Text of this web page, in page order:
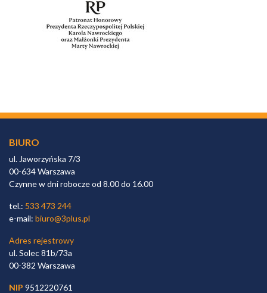
BIURO
ul. Jaworzyńska 7/3
00-634 Warszawa
Czynne w dni robocze od 8.00 do 16.00
tel.: 533 473 244
e-mail: biuro@3plus.pl
Adres rejestrowy
ul. Solec 81b/73a
00-382 Warszawa
NIP 9512220761